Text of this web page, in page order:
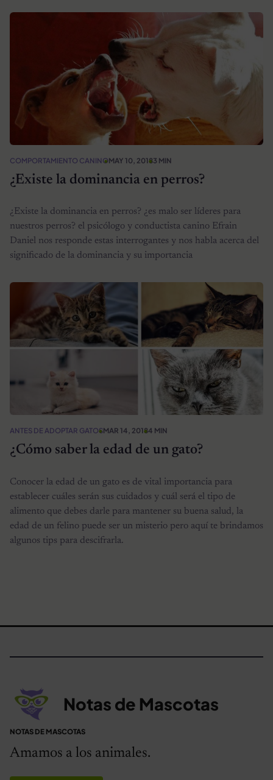
COMPORTAMIENTO CANINOMAY 10, 20183 MIN
¿Existe la dominancia en perros?
¿Existe la dominancia en perros? ¿es malo ser líderes para
nuestros perros? el psicólogo y conductista canino Efrain
Daniel nos responde estas interrogantes y nos habla acerca del
significado de la dominancia y su importancia
ANTES DE ADOPTAR GATOSMAR 14, 20184 MIN
¿Cómo saber la edad de un gato?
Conocer la edad de un gato es de vital importancia para
establecer cuáles serán sus cuidados y cuál será el tipo de
alimento que debes darle para mantener su buena salud, la
edad de un felino puede ser un misterio pero aquí te brindamos
algunos tips para descifrarla.
Notas de Mascotas
NOTAS DE MASCOTAS
Amamos a los animales.